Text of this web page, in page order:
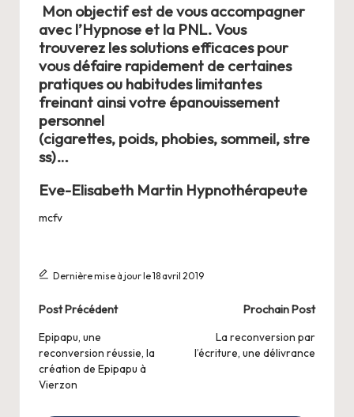
Mon objectif est de vous accompagner
avec l’Hypnose et la PNL. Vous
trouverez les solutions efficaces pour
vous défaire rapidement de certaines
pratiques ou habitudes limitantes
freinant ainsi votre épanouissement
personnel
(cigarettes, poids, phobies,sommeil,stre
ss)…
Eve-Elisabeth Martin Hypnothérapeute
mcfv
Dernière mise à jour le 18 avril 2019
Post
navigation
Post Précédent
Epipapu, une
reconversion réussie, la
création de Epipapu à
Vierzon
Prochain Post
La reconversion par
l’écriture, une délivrance